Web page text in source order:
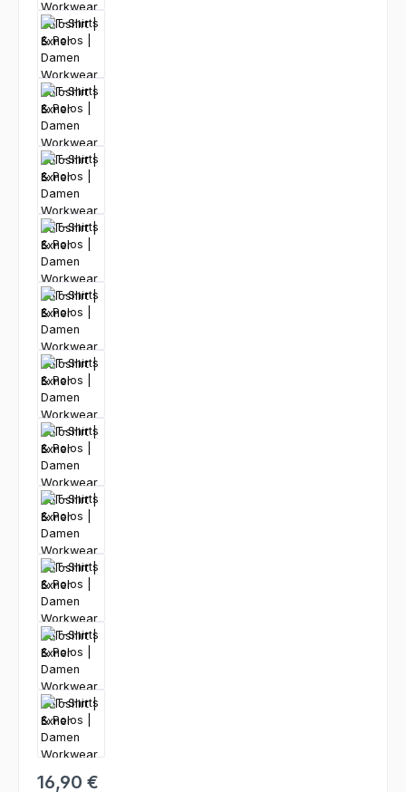
16,90 €